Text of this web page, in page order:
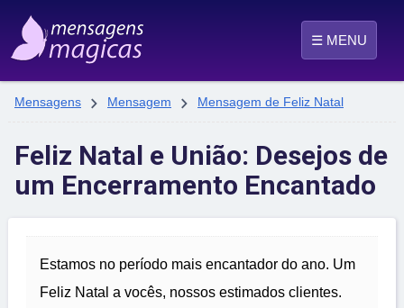
☰ MENU
Mensagens  Mensagem  Mensagem de Feliz Natal
Feliz Natal e União: Desejos de
um Encerramento Encantado
Estamos no período mais encantador do ano. Um
Feliz Natal a vocês, nossos estimados clientes.